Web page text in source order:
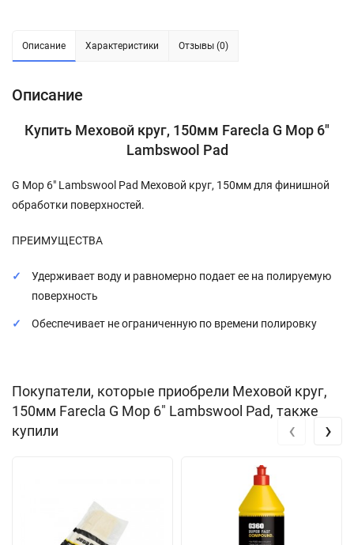
Описание Характеристики Отзывы (0)
Описание
Купить Меховой круг, 150мм Farecla G Mop 6"
Lambswool Pad
G Mop 6" Lambswool Pad Меховой круг, 150мм для финишной
обработки поверхностей.
ПРЕИМУЩЕСТВА
Удерживает воду и равномерно подает ее на полируемую
поверхность
Обеспечивает не ограниченную по времени полировку
Покупатели, которые приобрели Меховой круг,
150мм Farecla G Mop 6" Lambswool Pad, также
купили
‹ ›